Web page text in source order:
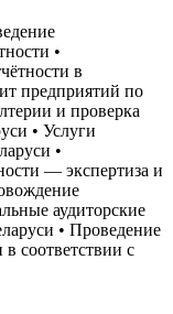
•
в
предприятий по
и проверка
• Услуги
•
— экспертиза и
аудиторские
• Проведение
в соответствии с